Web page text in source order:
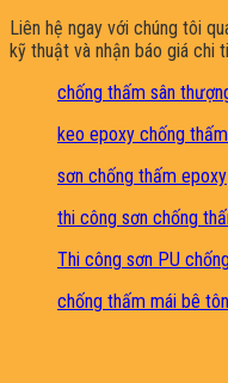
Liên hệ ngay với chúng tôi
kỹ thuật và nhận báo giá chi
chống thấm sân
keo epoxy chống
sơn chống thấm epoxy
thi công sơn chống
Thi công sơn PU
chống thấm mái bê